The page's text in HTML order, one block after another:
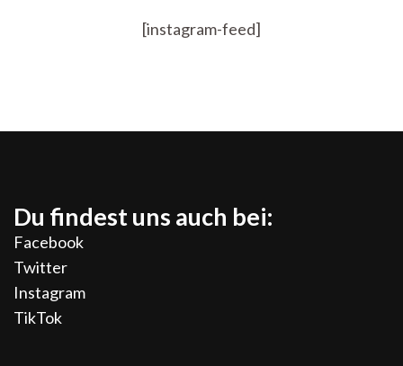
[instagram-feed]
Du findest uns auch bei:
Facebook
Twitter
Instagram
TikTok